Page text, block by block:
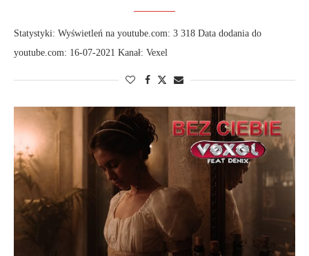
Statystyki: Wyświetleń na youtube.com: 3 318 Data dodania do
youtube.com: 16-07-2021 Kanał: Vexel